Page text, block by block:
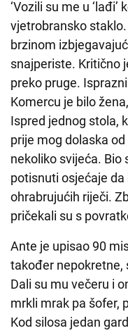
‘Vozili su me u
vjetrobransko
brzinom
snajperiste. Kritično
preko pruge.
Komercu je bilo
Ispred jednog stola,
prije mog dolaska
nekoliko svijeća. Bio
potisnuti osjećaje
ohrabrujućih riječi.
pričekali su s
Ante je upisao 90
također nepokretne,
Dali su mu večeru i
mrkli mrak pa šofer,
Kod silosa jedan